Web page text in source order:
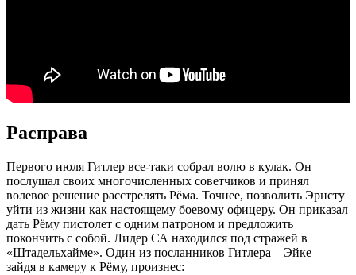
Расправа
Первого июля Гитлер все-таки собрал волю в кулак. Он
послушал своих многочисленных советчиков и принял
волевое решение расстрелять Рёма. Точнее, позволить Эрнсту
уйти из жизни как настоящему боевому офицеру. Он приказал
дать Рёму пистолет с одним патроном и предложить
покончить с собой. Лидер СА находился под стражей в
«Штадельхайме». Один из посланников Гитлера – Эйке –
зайдя в камеру к Рёму, произнес: